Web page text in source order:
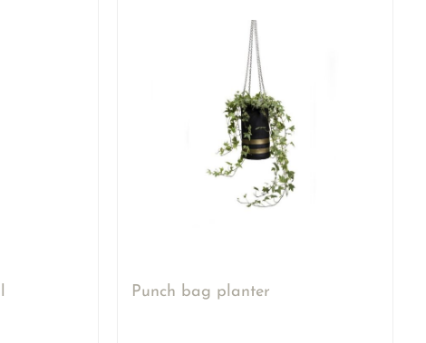
Punch bag planter